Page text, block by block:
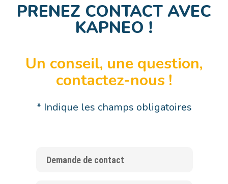
PRENEZ CONTACT AVEC
KAPNEO !
Un conseil, une question,
contactez-nous !
* Indique les champs obligatoires